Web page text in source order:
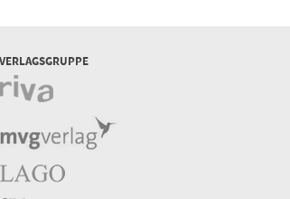
VERLAGSGRUPPE